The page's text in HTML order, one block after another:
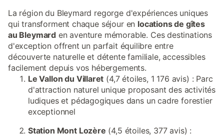
La région du Bleymard regorge d'expériences uniques
qui transforment chaque séjour en locations de gîtes
au Bleymard en aventure mémorable. Ces destinations
d'exception offrent un parfait équilibre entre
découverte naturelle et détente familiale, accessibles
facilement depuis vos hébergements.
Le Vallon du Villaret (4,7 étoiles, 1 176 avis) : Parc
d'attraction naturel unique proposant des activités
ludiques et pédagogiques dans un cadre forestier
exceptionnel
Station Mont Lozère (4,5 étoiles, 377 avis) :